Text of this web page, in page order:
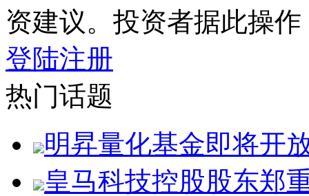
资建议。投资者据此操
登陆注册
热门话题
明昇量化基金即将开
皇马科技控股股东郑